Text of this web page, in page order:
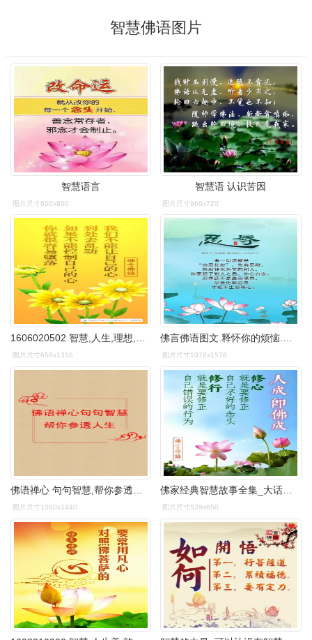
智慧佛语图片
智慧语言
图片尺寸600x800
智慧语 认识苦因
图片尺寸960x720
1606020502 智慧,人生,理想,心理,专业,摄影,美,韵,观音,菩萨,唯美,花
图片尺寸658x1316
佛言佛语图文.释怀你的烦恼.启迪智慧,清除心理雾霾
图片尺寸1078x1578
图片尺寸1080x1440 图片尺寸539x650